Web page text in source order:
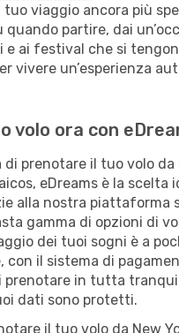
viaggio ancora più
quando partire, dai
e ai festival che si
vivere un’esperienza
volo ora con
prenotare il tuo volo da
eDreams è la scelta
alla nostra piattaforma
gamma di opzioni di
dei tuoi sogni è a
con il sistema di
prenotare in tutta
dati sono protetti.
il tuo volo da New